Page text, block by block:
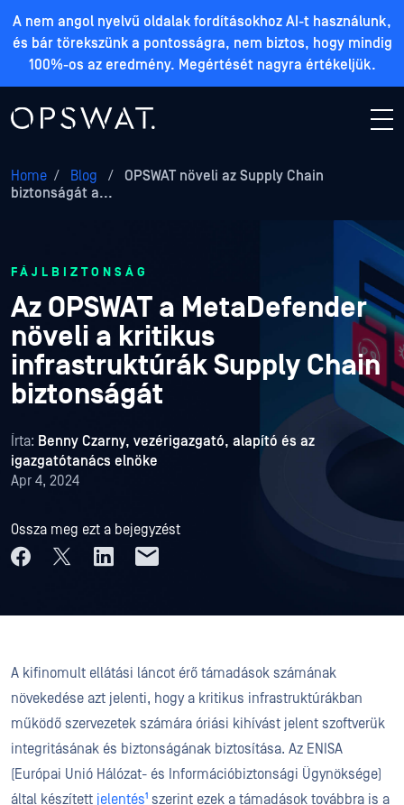
A nem angol nyelvű oldalak fordításokhoz AI-t használunk,
és bár törekszünk a pontosságra, nem biztos, hogy mindig
100%-os az eredmény. Megértését nagyra értékeljük.
Home / Blog /
OPSWAT növeli az Supply Chain
biztonságát a...
FÁJLBIZTONSÁG
Az OPSWAT a MetaDefender
növeli a kritikus
infrastruktúrák Supply Chain
biztonságát
Írta: Benny Czarny, vezérigazgató, alapító és az
igazgatótanács elnöke
Apr 4, 2024
Ossza meg ezt a bejegyzést
A kifinomult ellátási láncot érő támadások számának
növekedése azt jelenti, hogy a kritikus infrastruktúrákban
működő szervezetek számára óriási kihívást jelent szoftverük
integritásának és biztonságának biztosítása. Az ENISA
(Európai Unió Hálózat- és Információbiztonsági Ügynöksége)
által készített jelentés¹ szerint ezek a támadások továbbra is a